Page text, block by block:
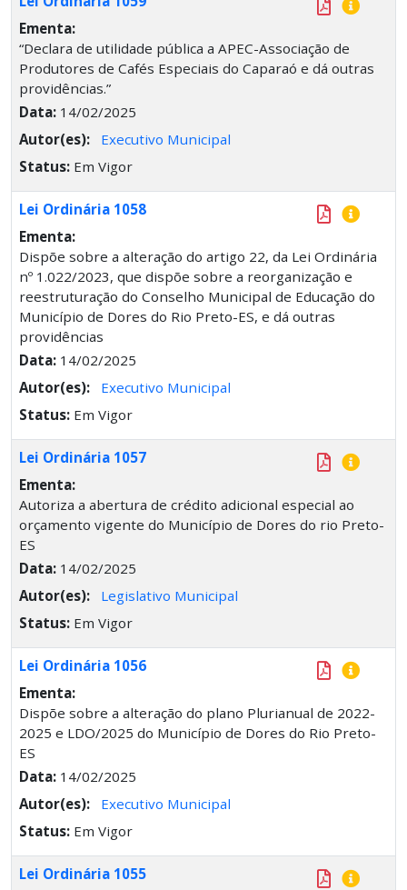
Ementa:
“Declara de utilidade pública a APEC-Associação de
Produtores de Cafés Especiais do Caparaó e dá outras
providências.”
Data: 14/02/2025
Autor(es):
Executivo Municipal
Status: Em Vigor
Lei Ordinária 1058
Ementa:
Dispõe sobre a alteração do artigo 22, da Lei Ordinária
nº 1.022/2023, que dispõe sobre a reorganização e
reestruturação do Conselho Municipal de Educação do
Município de Dores do Rio Preto-ES, e dá outras
providências
Data: 14/02/2025
Autor(es):
Executivo Municipal
Status: Em Vigor
Lei Ordinária 1057
Ementa:
Autoriza a abertura de crédito adicional especial ao
orçamento vigente do Município de Dores do rio Preto-
ES
Data: 14/02/2025
Autor(es):
Legislativo Municipal
Status: Em Vigor
Lei Ordinária 1056
Ementa:
Dispõe sobre a alteração do plano Plurianual de 2022-
2025 e LDO/2025 do Município de Dores do Rio Preto-
ES
Data: 14/02/2025
Autor(es):
Executivo Municipal
Status: Em Vigor
Lei Ordinária 1055